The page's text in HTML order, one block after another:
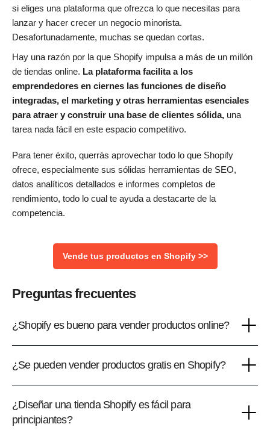
si eliges una plataforma que ofrezca lo que necesitas para
lanzar y hacer crecer un negocio minorista.
Desafortunadamente, muchas se quedan cortas.
Hay una razón por la que Shopify impulsa a más de un millón
de tiendas online. La plataforma facilita a los
emprendedores en ciernes las funciones de diseño
integradas, el marketing y otras herramientas esenciales
para atraer y construir una base de clientes sólida, una
tarea nada fácil en este espacio competitivo.
Para tener éxito, querrás aprovechar todo lo que Shopify
ofrece, especialmente sus sólidas herramientas de SEO,
datos analíticos detallados e informes completos de
rendimiento, todo lo cual te ayuda a destacarte de la
competencia.
Vende tus productos en Shopify >>
Preguntas frecuentes
¿Shopify es bueno para vender productos online?
¿Se pueden vender productos gratis en Shopify?
¿Diseñar una tienda Shopify es fácil para
principiantes?